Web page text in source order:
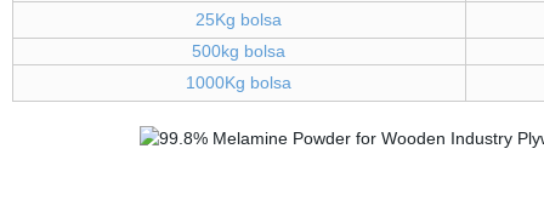
25Kg bolsa
500kg bolsa
1000Kg bolsa